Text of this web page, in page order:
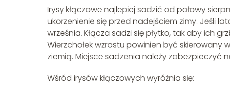
Irysy kłączowe najlepiej sadzić od połowy
ukorzenienie się przed nadejściem zimy. Jeśli
września. Kłącza sadzi się płytko, tak aby ich
Wierzchołek wzrostu powinien być
ziemią. Miejsce sadzenia należy zabezpieczyć
Wśród irysów kłączowych wyróżnia się: